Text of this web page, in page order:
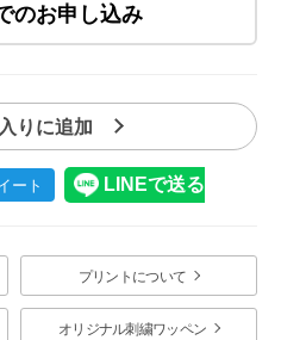
のお申し込み
りに追加
プリントについて
オリジナル刺繍ワッペン